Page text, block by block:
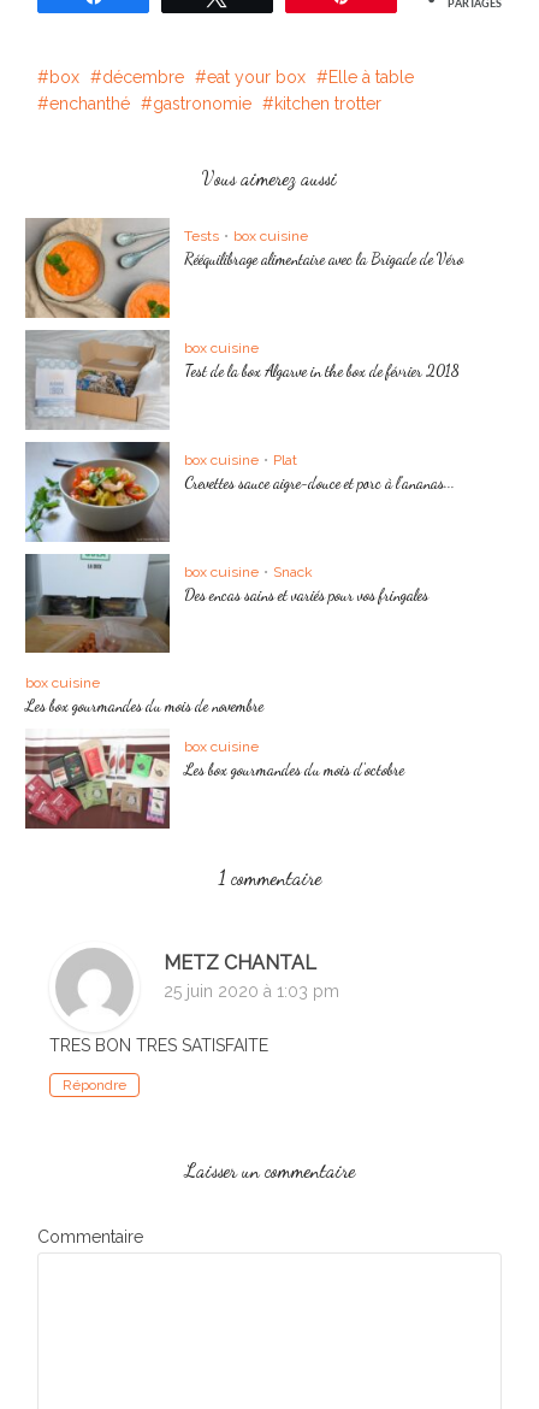
PARTAGES
box décembre eat your box
Elle à table
enchanthé
gastronomie kitchen trotter
Vous aimerez aussi
Tests • box cuisine
Rééquilibrage alimentaire avec la Brigade de Véro
box cuisine
Test de la box Algarve in the box de février 2018
box cuisine • Plat
Crevettes sauce aigre-douce et porc à l’ananas...
box cuisine • Snack
Des encas sains et variés pour vos fringales
box cuisine
Les box gourmandes du mois de novembre
box cuisine
Les box gourmandes du mois d’octobre
1 commentaire
METZ CHANTAL
25 juin 2020 à 1:03 pm
TRES BON TRES SATISFAITE
Répondre
Laisser un commentaire
Commentaire